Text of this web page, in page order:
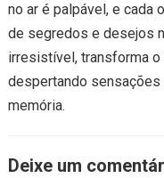
no ar é palpável, e cada
de segredos e desejos
irresistível, transforma
despertando sensações
memória.
Deixe um